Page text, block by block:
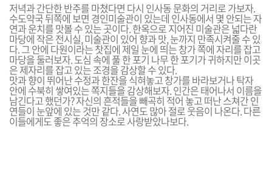
저녁과 간단한 반주를 마쳤다면 다시 인사동 문화의 거리로 가보자.
수도약국 뒤쪽에 보면 경인미술관이 있는데 인사동에서 몇 안되는 자
연과 운치를 맛볼 수 있는 곳이다. 한옥으로 지어진 미술관은 넓다란
마당에 작은 전시실, 미술관이 있어 향과 맛, 눈까지 만족시켜줄 수 있
다. 그 안에 다원이라는 찻집에 제일 눈에 띄는 창가 쪽에 자리를 잡고
마당을 둘러보자. 도심 속에 풀 한 포기 나무 한 포기가 귀하지만 이곳
은 제자리를 잡고 있는 조경을 감상할 수 있다.
맛과 향이 뛰어난 수정과 한잔을 식혀놓고 창가를 바라보거나 탁자
안에 수북히 쌓여있는 쪽지들을 감상해보자. 인간은 태어나서 이름을
남긴다고 했던가? 자신의 흔적들을 빼곡히 적어 놓고 떠난 스쳐간 인
연들이 눈앞에 있는 것만 같다. 사연도 많아 절로 웃음이 나온다. 다른
이들에게도 좋은 추억의 장소로 사랑받았나보다.